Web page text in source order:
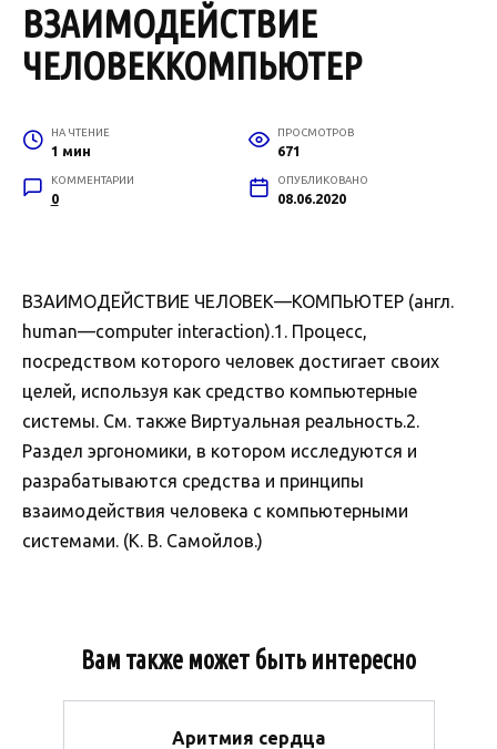
ВЗАИМОДЕЙСТВИЕ
ЧЕЛОВЕККОМПЬЮТЕР
НА ЧТЕНИЕ
1 мин
ПРОСМОТРОВ
671
КОММЕНТАРИИ
0
ОПУБЛИКОВАНО
08.06.2020
ВЗАИМОДЕЙСТВИЕ ЧЕЛОВЕК—КОМПЬЮТЕР (англ.
human—computer interaction).1. Процесс,
посредством которого человек достигает своих
целей, используя как средство компьютерные
системы. См. также Виртуальная реальность.2.
Раздел эргономики, в котором исследуются и
разрабатываются средства и принципы
взаимодействия человека с компьютерными
системами. (К. В. Самойлов.)
Вам также может быть интересно
Аритмия сердца